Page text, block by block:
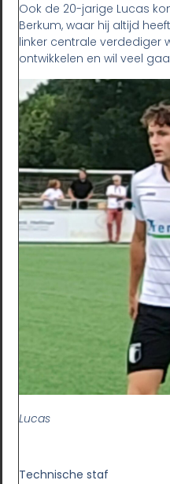
Ook de 20-jarige Lucas
Berkum, waar hij altijd
linker centrale verdediger
ontwikkelen en wil veel
Lucas
Technische staf